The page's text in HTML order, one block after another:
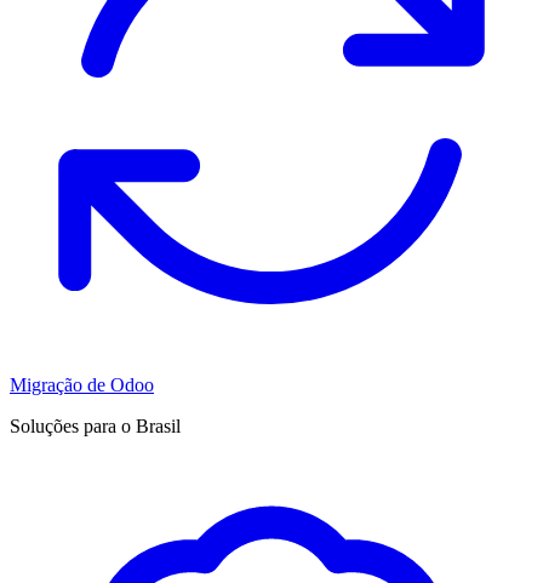
Migração de Odoo
Soluções para o Brasil